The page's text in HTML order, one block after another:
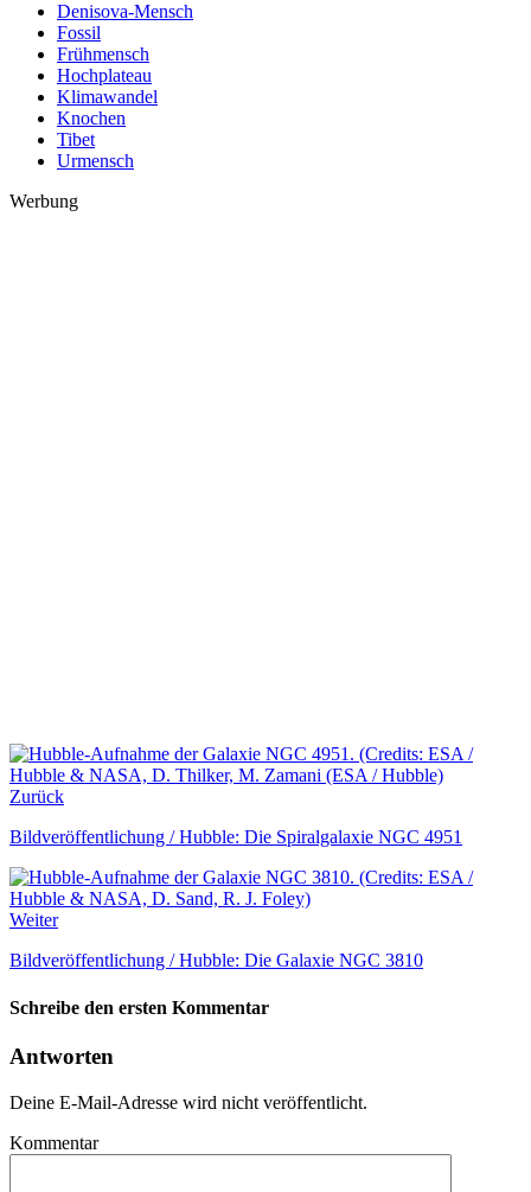
Denisova-Mensch
Fossil
Frühmensch
Hochplateau
Klimawandel
Knochen
Tibet
Urmensch
Werbung
Zurück
Bildveröffentlichung / Hubble: Die Spiralgalaxie NGC 4951
Weiter
Bildveröffentlichung / Hubble: Die Galaxie NGC 3810
Schreibe den ersten Kommentar
Antworten
Deine E-Mail-Adresse wird nicht veröffentlicht.
Kommentar